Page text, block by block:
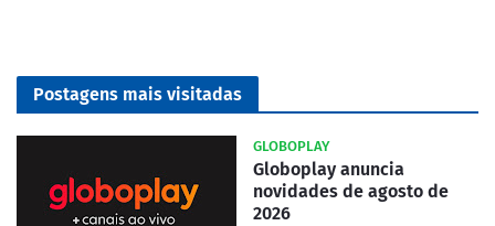
Postagens mais visitadas
GLOBOPLAY
Globoplay anuncia
novidades de agosto de
2026